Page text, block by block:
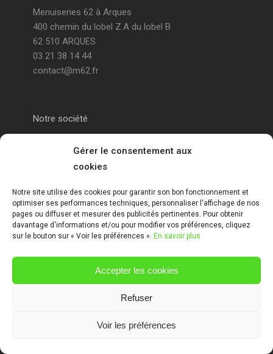
Gérer le consentement aux
cookies
Notre site utilise des cookies pour garantir son bon fonctionnement et
optimiser ses performances techniques, personnaliser l'affichage de nos
pages ou diffuser et mesurer des publicités pertinentes. Pour obtenir
davantage d'informations et/ou pour modifier vos préférences, cliquez
sur le bouton sur « Voir les préférences ». En savoir plus
Accepter les cookies
Refuser
Voir les préférences
Menuiseries 62 à Arques
400 chemin du lobel Z.A du lobel B
62 510 ARQUES
03 21 38 14 44
contact@m62.fr
Notre société
Portail alu Saint-Omer
Clôture 62
Garde-corps pas de calais
Mentions Légales